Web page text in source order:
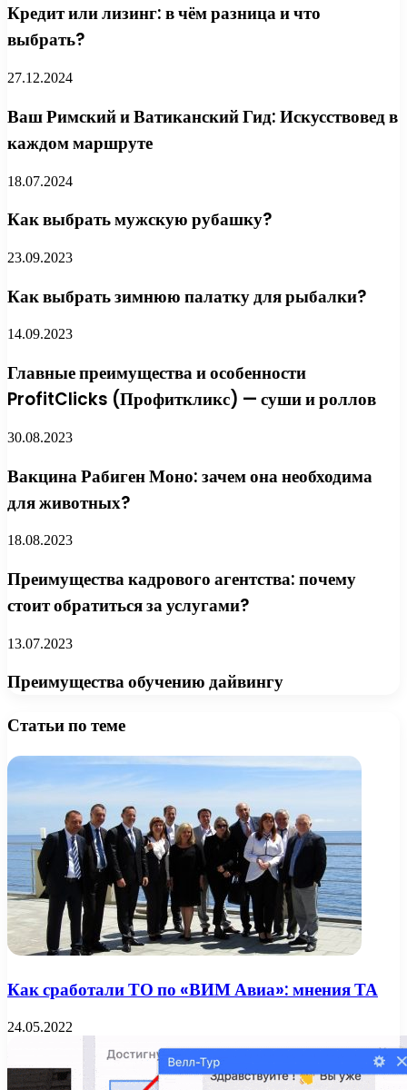
Кредит или лизинг: в чём разница и что
выбрать?
27.12.2024
Ваш Римский и Ватиканский Гид: Искусствовед в
каждом маршруте
18.07.2024
Как выбрать мужскую рубашку?
23.09.2023
Как выбрать зимнюю палатку для рыбалки?
14.09.2023
Главные преимущества и особенности
ProfitClicks (Профиткликс) — суши и роллов
30.08.2023
Вакцина Рабиген Моно: зачем она необходима
для животных?
18.08.2023
Преимущества кадрового агентства: почему
стоит обратиться за услугами?
13.07.2023
Преимущества обучению дайвингу
Статьи по теме
Как сработали ТО по «ВИМ Авиа»: мнения ТА
24.05.2022